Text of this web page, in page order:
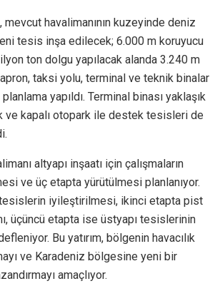
mevcut havalimanının kuzeyinde deniz
tesis inşa edilecek; 6.000 m koruyucu
ton dolgu yapılacak alanda 3.240 m
taksi yolu, terminal ve teknik binalar
yapıldı. Terminal binası yaklaşık
ve kapalı otopark ile destek tesisleri de
altyapı inşaatı için çalışmaların
ve üç etapta yürütülmesi planlanıyor.
iyileştirilmesi, ikinci etapta pist
üçüncü etapta ise üstyapı tesislerinin
Bu yatırım, bölgenin havacılık
ve Karadeniz bölgesine yeni bir
amaçlıyor.